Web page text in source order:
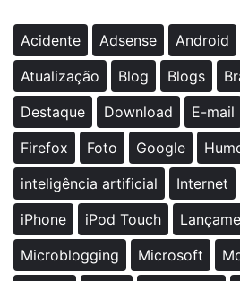
Acidente Adsense Android
Atualização
Blog Blogs
Destaque
Download E-mail
Firefox
Foto Google
inteligência artificial
Internet
iPhone
iPod Touch
Microblogging
Microsoft